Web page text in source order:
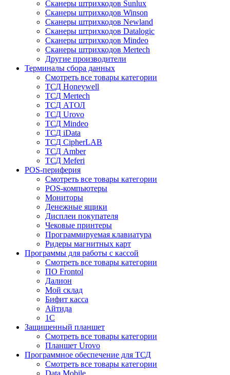
Сканеры штрихкодов Sunlux
Сканеры штрихкодов Winson
Сканеры штрихкодов Newland
Сканеры штрихкодов Datalogic
Сканеры штрихкодов Mindeo
Сканеры штрихкодов Mertech
Другие производители
Терминалы сбора данных
Смотреть все товары категории
ТСД Honeywell
ТСД Mertech
ТСД АТОЛ
ТСД Urovo
ТСД Mindeo
ТСД iData
ТСД CipherLAB
ТСД Amber
ТСД Meferi
POS-периферия
Смотреть все товары категории
POS-компьютеры
Мониторы
Денежные ящики
Дисплеи покупателя
Чековые принтеры
Программируемая клавиатура
Ридеры магнитных карт
Программы для работы с кассой
Смотреть все товары категории
ПО Frontol
Далион
Мой склад
Бифит касса
Айтида
1С
Защищенный планшет
Смотреть все товары категории
Планшет Urovo
Программное обеспечение для ТСД
Смотреть все товары категории
Data Mobile